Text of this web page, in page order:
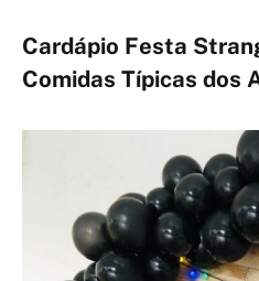
Cardápio Festa
Comidas Típicas dos